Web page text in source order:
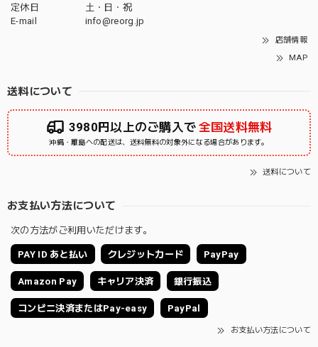
定休日
土・日・祝
E-mail
info@reorg.jp
店舗情報
MAP
送料について
3980円以上のご購入で 全国送料無料
沖縄・離島への配送は、送料無料の対象外になる場合があります。
送料について
お支払い方法について
次の方法がご利用いただけます。
PAY ID あと払い クレジットカード PayPay
Amazon Pay キャリア決済 銀行振込
コンビニ決済またはPay-easy PayPal
お支払い方法について